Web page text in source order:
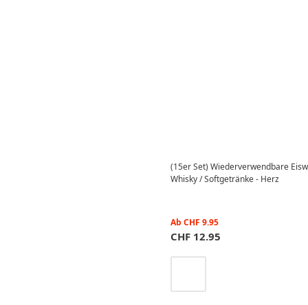
(15er Set) Wiederverwendbare
Whisky / Softgetränke - Herz
Ab CHF 9.95
CHF 12.95